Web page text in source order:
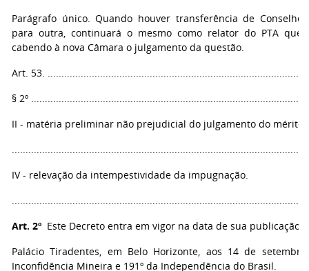
Parágrafo único. Quando houver transferência de
para outra, continuará o mesmo como relator do PTA
cabendo à nova Câmara o julgamento da questão.
Art. 53.
§ 2º
II - matéria preliminar não prejudicial do julgamento do mérito;
IV - relevação da intempestividade da impugnação.
Art. 2º Este Decreto entra em vigor na data de sua publicação.
Palácio Tiradentes, em Belo Horizonte, aos 14 de
Inconfidência Mineira e 191º da Independência do Brasil.